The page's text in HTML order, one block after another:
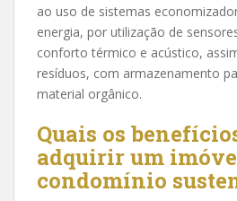
ao uso de sistemas
energia, por utilização de
conforto térmico e acústico,
resíduos, com armazenamento
material orgânico.
Quais os
adquirir um
condomínio